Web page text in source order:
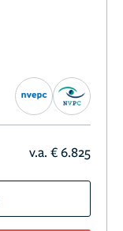
v.a. € 6.825